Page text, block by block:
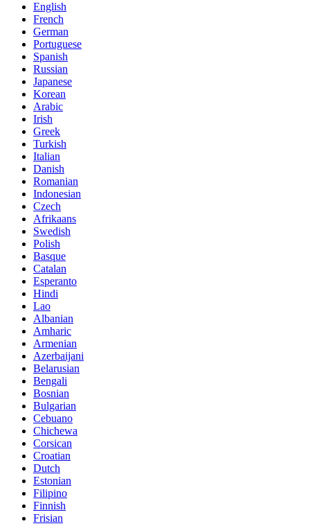
English
French
German
Portuguese
Spanish
Russian
Japanese
Korean
Arabic
Irish
Greek
Turkish
Italian
Danish
Romanian
Indonesian
Czech
Afrikaans
Swedish
Polish
Basque
Catalan
Esperanto
Hindi
Lao
Albanian
Amharic
Armenian
Azerbaijani
Belarusian
Bengali
Bosnian
Bulgarian
Cebuano
Chichewa
Corsican
Croatian
Dutch
Estonian
Filipino
Finnish
Frisian